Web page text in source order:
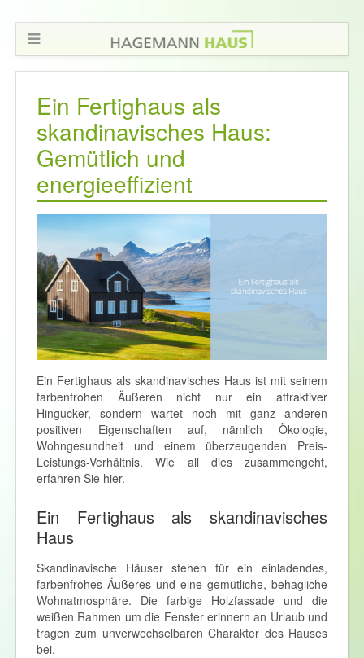
Ein Fertighaus als
skandinavisches Haus:
Gemütlich und
energieeffizient
Ein Fertighaus als skandinavisches Haus ist mit seinem
farbenfrohen Äußeren nicht nur ein attraktiver
Hingucker, sondern wartet noch mit ganz anderen
positiven Eigenschaften auf, nämlich Ökologie,
Wohngesundheit und einem überzeugenden Preis-
Leistungs-Verhältnis. Wie all dies zusammengeht,
erfahren Sie hier.
Ein Fertighaus als skandinavisches
Haus
Skandinavische Häuser stehen für ein einladendes,
farbenfrohes Äußeres und eine gemütliche, behagliche
Wohnatmosphäre. Die farbige Holzfassade und die
weißen Rahmen um die Fenster erinnern an Urlaub und
tragen zum unverwechselbaren Charakter des Hauses
bei.